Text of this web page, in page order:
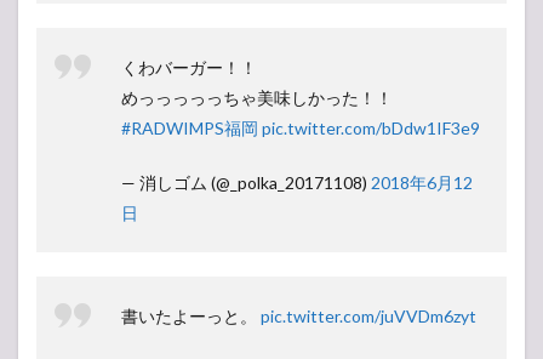
くわバーガー！！
めっっっっっちゃ美味しかった！！
#RADWIMPS福岡 pic.twitter.com/bDdw1IF3e9
— 消しゴム (@_polka_20171108) 2018年6月12
日
書いたよーっと。 pic.twitter.com/juVVDm6zyt